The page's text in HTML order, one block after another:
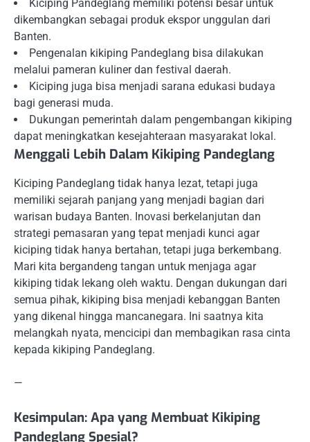
Kiciping Pandeglang memiliki potensi besar untuk
dikembangkan sebagai produk ekspor unggulan dari
Banten.
Pengenalan kikiping Pandeglang bisa dilakukan
melalui pameran kuliner dan festival daerah.
Kiciping juga bisa menjadi sarana edukasi budaya
bagi generasi muda.
Dukungan pemerintah dalam pengembangan kikiping
dapat meningkatkan kesejahteraan masyarakat lokal.
Menggali Lebih Dalam Kikiping Pandeglang
Kiciping Pandeglang tidak hanya lezat, tetapi juga
memiliki sejarah panjang yang menjadi bagian dari
warisan budaya Banten. Inovasi berkelanjutan dan
strategi pemasaran yang tepat menjadi kunci agar
kiciping tidak hanya bertahan, tetapi juga berkembang.
Mari kita bergandeng tangan untuk menjaga agar
kikiping tidak lekang oleh waktu. Dengan dukungan dari
semua pihak, kikiping bisa menjadi kebanggan Banten
yang dikenal hingga mancanegara. Ini saatnya kita
melangkah nyata, mencicipi dan membagikan rasa cinta
kepada kikiping Pandeglang.
—
Kesimpulan: Apa yang Membuat Kikiping
Pandeglang Spesial?